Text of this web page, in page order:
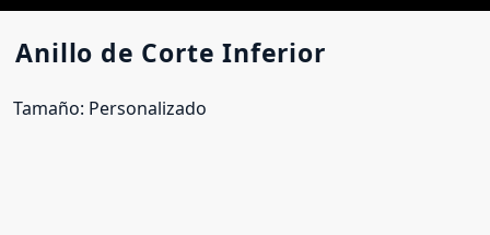
Anillo de Corte Inferior
Tamaño: Personalizado